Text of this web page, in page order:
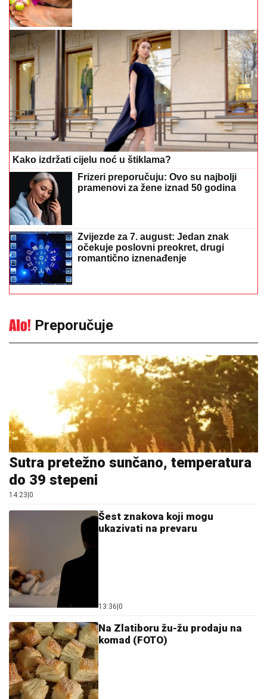
Kako izdržati cijelu noć u štiklama?
Frizeri preporučuju: Ovo su najbolji
pramenovi za žene iznad 50 godina
Zvijezde za 7. august: Jedan znak
očekuje poslovni preokret, drugi
romantično iznenađenje
Preporučuje
Sutra pretežno sunčano, temperatura
do 39 stepeni
14:23 0
Šest znakova koji mogu
ukazivati na prevaru
13:36 0
Na Zlatiboru žu-žu prodaju na
komad (FOTO)